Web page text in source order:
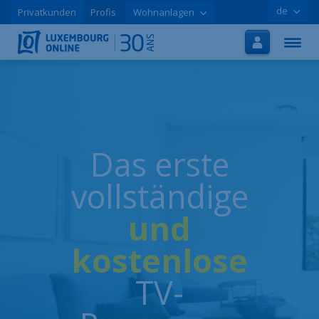
Startseite
Aktionen
Online-Registrierung
Hilfe
LOLCLOUD
Broschüre
Privatkunden Profis Wohnanlagen de
Das erste
vollständige
und
kostenlose
TV-